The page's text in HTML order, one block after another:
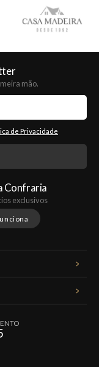
mão.
de Privacidade
Confraria
exclusivos